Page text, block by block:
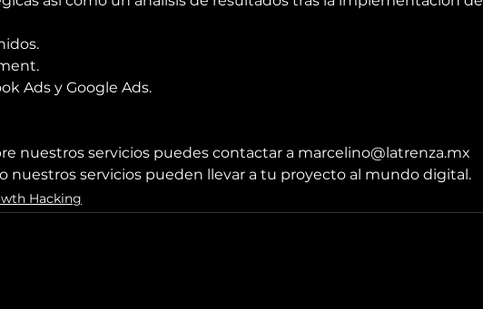
Ads y Google Ads.
nuestros servicios puedes contactar a marcelino@latrenza.mx
nuestros servicios pueden llevar a tu proyecto al mundo digital.
Hacking